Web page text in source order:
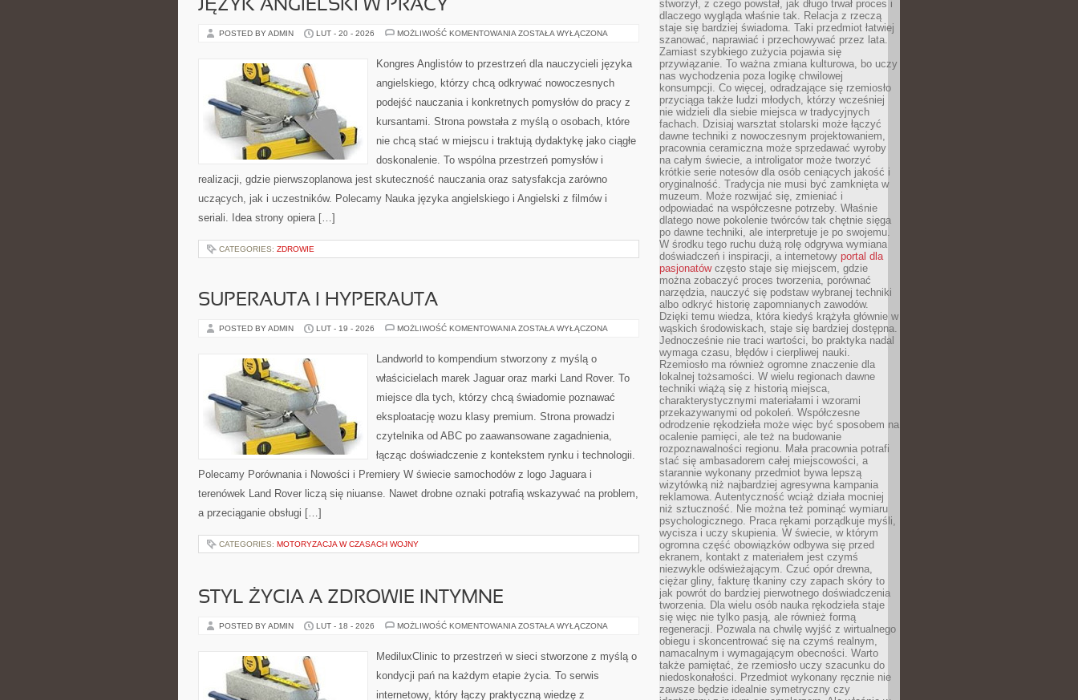
JĘZYK ANGIELSKI W PRACY
POSTED BY ADMIN LUT - 20 - 2026 MOŻLIWOŚĆ KOMENTOWANIA JĘZYK
PRACY
ZOSTAŁA WYŁĄCZONA
Kongres Anglistów to przestrzeń dla nauczycieli języka
angielskiego, którzy chcą odkrywać nowoczesnych
podejść nauczania i konkretnych pomysłów do pracy z
kursantami. Strona powstała z myślą o osobach, które
nie chcą stać w miejscu i traktują dydaktykę jako ciągłe
doskonalenie. To wspólna przestrzeń pomysłów i
realizacji, gdzie pierwszoplanowa jest skuteczność nauczania oraz satysfakcja zarówno
uczących, jak i uczestników. Polecamy Nauka języka angielskiego i Angielski z filmów i
seriali. Idea strony opiera […]
CATEGORIES: ZDROWIE
SUPERAUTA I HYPERAUTA
POSTED BY ADMIN LUT - 19 - 2026 MOŻLIWOŚĆ KOMENTOWANIA SUPERAUTA
ZOSTAŁA WYŁĄCZONA
Landworld to kompendium stworzony z myślą o
właścicielach marek Jaguar oraz marki Land Rover. To
miejsce dla tych, którzy chcą świadomie poznawać
eksploatację wozu klasy premium. Strona prowadzi
czytelnika od ABC po zaawansowane zagadnienia,
łącząc doświadczenie z kontekstem rynku i technologii.
Polecamy Porównania i Nowości i Premiery W świecie samochodów z logo Jaguara i
terenówek Land Rover liczą się niuanse. Nawet drobne oznaki potrafią wskazywać na problem,
a przeciąganie obsługi […]
CATEGORIES: MOTORYZACJA W CZASACH WOJNY
STYL ŻYCIA A ZDROWIE INTYMNE
POSTED BY ADMIN LUT - 18 - 2026 MOŻLIWOŚĆ KOMENTOWANIA STYL
ZDROWIE
INTYMNE
ZOSTAŁA WYŁĄCZONA
MediluxClinic to przestrzeń w sieci stworzone z myślą o
kondycji pań na każdym etapie życia. To serwis
internetowy, który łączy praktyczną wiedzę z
stworzył, z czego powstał, jak długo trwał proces i
dlaczego wygląda właśnie tak. Relacja z rzeczą
staje się bardziej świadoma. Taki przedmiot łatwiej
szanować, naprawiać i przechowywać przez lata.
Zamiast szybkiego zużycia pojawia się
przywiązanie. To ważna zmiana kulturowa, bo uczy
nas wychodzenia poza logikę chwilowej
konsumpcji. Co więcej, odradzające się rzemiosło
przyciąga także ludzi młodych, którzy wcześniej
nie widzieli dla siebie miejsca w tradycyjnych
fachach. Dzisiaj warsztat stolarski może łączyć
dawne techniki z nowoczesnym projektowaniem,
pracownia ceramiczna może sprzedawać wyroby
na całym świecie, a introligator może tworzyć
krótkie serie notesów dla osób ceniących jakość i
oryginalność. Tradycja nie musi być zamknięta w
muzeum. Może rozwijać się, zmieniać i
odpowiadać na współczesne potrzeby. Właśnie
dlatego nowe pokolenie twórców tak chętnie sięga
po dawne techniki, ale interpretuje je po swojemu.
W środku tego ruchu dużą rolę odgrywa wymiana
doświadczeń i inspiracji, a internetowy portal dla
pasjonatówczęsto staje się miejscem, gdzie
można zobaczyć proces tworzenia, porównać
narzędzia, nauczyć się podstaw wybranej techniki
albo odkryć historię zapomnianych zawodów.
Dzięki temu wiedza, która kiedyś krążyła głównie w
wąskich środowiskach, staje się bardziej dostępna.
Jednocześnie nie traci wartości, bo praktyka nadal
wymaga czasu, błędów i cierpliwej nauki.
Rzemiosło ma również ogromne znaczenie dla
lokalnej tożsamości. W wielu regionach dawne
techniki wiążą się z historią miejsca,
charakterystycznymi materiałami i wzorami
przekazywanymi od pokoleń. Współczesne
odrodzenie rękodzieła może więc być sposobem na
ocalenie pamięci, ale też na budowanie
rozpoznawalności regionu. Mała pracownia potrafi
stać się ambasadorem całej miejscowości, a
starannie wykonany przedmiot bywa lepszą
wizytówką niż najbardziej agresywna kampania
reklamowa. Autentyczność wciąż działa mocniej
niż sztuczność. Nie można też pominąć wymiaru
psychologicznego. Praca rękami porządkuje myśli,
wycisza i uczy skupienia. W świecie, w którym
ogromna część obowiązków odbywa się przed
ekranem, kontakt z materiałem jest czymś
niezwykle odświeżającym. Czuć opór drewna,
ciężar gliny, fakturę tkaniny czy zapach skóry to
jak powrót do bardziej pierwotnego doświadczenia
tworzenia. Dla wielu osób nauka rękodzieła staje
się więc nie tylko pasją, ale również formą
regeneracji. Pozwala na chwilę wyjść z wirtualnego
obiegu i skoncentrować się na czymś realnym,
namacalnym i wymagającym obecności. Warto
także pamiętać, że rzemiosło uczy szacunku do
niedoskonałości. Przedmiot wykonany ręcznie nie
zawsze będzie idealnie symetryczny czy